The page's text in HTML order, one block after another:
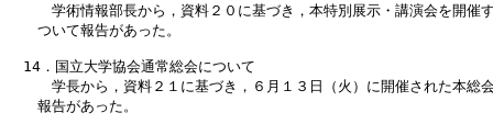
学術情報部長から，資料２０に基づき，本特別展示・講演会を開催
ついて報告があった。
14．国立大学協会通常総会について
学長から，資料２１に基づき，６月１３日（火）に開催された本総
報告があった。